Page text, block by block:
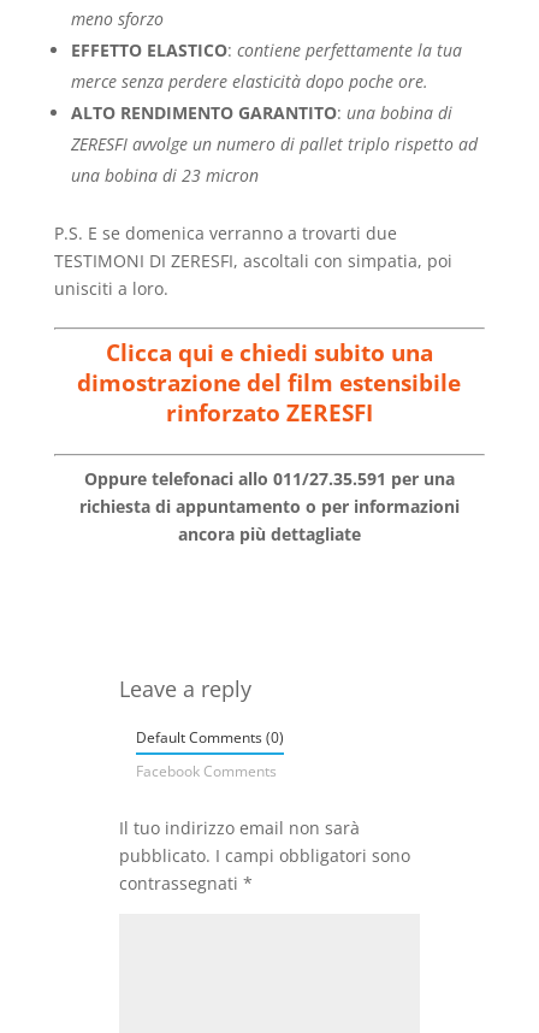
meno sforzo
EFFETTO ELASTICO: contiene perfettamente la tua
merce senza perdere elasticità dopo poche ore.
ALTO RENDIMENTO GARANTITO: una bobina di
ZERESFI avvolge un numero di pallet triplo rispetto ad
una bobina di 23 micron
P.S. E se domenica verranno a trovarti due
TESTIMONI DI ZERESFI, ascoltali con simpatia, poi
unisciti a loro.
Clicca qui e chiedi subito una
dimostrazione del film estensibile
rinforzato ZERESFI
Oppure telefonaci allo 011/27.35.591 per una
richiesta di appuntamento o per informazioni
ancora più dettagliate
Leave a reply
Default Comments (0)
Facebook Comments
Il tuo indirizzo email non sarà
pubblicato. I campi obbligatori sono
contrassegnati *